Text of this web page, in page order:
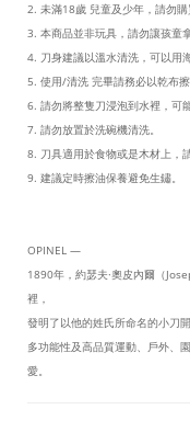
2. 未滿18歲 兒童及少年，請勿購
3. 本商品並非玩具，請勿讓孩童
4. 刀身建議以溫水清洗，可以用
5. 使用/清洗 完畢請務必以乾布擦
6. 請勿將整隻刀浸泡到水裡，可
7. 請勿放置於洗碗機清洗。
8. 刀具適用於食物或是木材上，
9. 建議定時擦油保養避免生鏽。
OPINEL —
1890年，約瑟夫·奧皮內爾（
裡，
發明了以他的姓氏所命名的小刀
多功能性及高品質運動、戶外、
愛。